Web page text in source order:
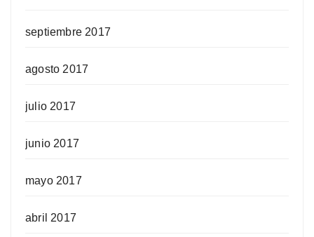
septiembre 2017
agosto 2017
julio 2017
junio 2017
mayo 2017
abril 2017